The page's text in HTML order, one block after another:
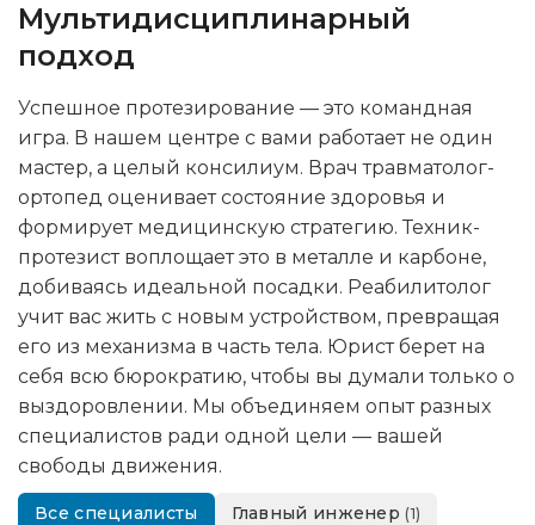
Мультидисциплинарный
подход
Успешное протезирование — это командная
игра. В нашем центре с вами работает не один
мастер, а целый консилиум. Врач травматолог-
ортопед оценивает состояние здоровья и
формирует медицинскую стратегию. Техник-
протезист воплощает это в металле и карбоне,
добиваясь идеальной посадки. Реабилитолог
учит вас жить с новым устройством, превращая
его из механизма в часть тела. Юрист берет на
себя всю бюрократию, чтобы вы думали только о
выздоровлении. Мы объединяем опыт разных
специалистов ради одной цели — вашей
свободы движения.
Все специалисты Главный инженер(1)